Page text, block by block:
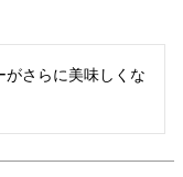
がさらに美味しくな